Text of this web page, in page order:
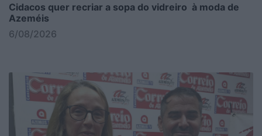
Cidacos quer recriar a sopa do vidreiro à moda de
Azeméis
6/08/2026